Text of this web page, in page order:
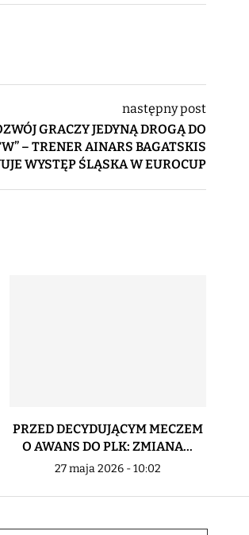
następny post
GRACZY JEDYNĄ DROGĄ DO
– TRENER AINARS BAGATSKIS
WYSTĘP ŚLĄSKA W EUROCUP
PRZED DECYDUJĄCYM MECZEM
O AWANS DO PLK: ZMIANA...
27 maja 2026 - 10:02